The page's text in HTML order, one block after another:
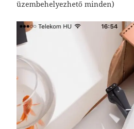
üzembehelyezhető minden)